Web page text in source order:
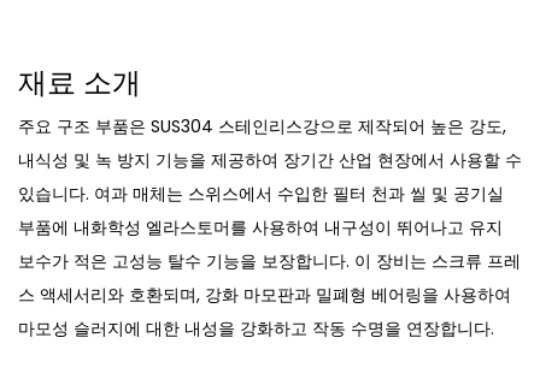
재료 소개
주요 구조 부품은 SUS304 스테인리스강으로 제작되어 높은 강도,
내식성 및 녹 방지 기능을 제공하여 장기간 산업 현장에서 사용할 수
있습니다. 여과 매체는 스위스에서 수입한 필터 천과 씰 및 공기실
부품에 내화학성 엘라스토머를 사용하여 내구성이 뛰어나고 유지
보수가 적은 고성능 탈수 기능을 보장합니다. 이 장비는 스크류 프레
스 액세서리와 호환되며, 강화 마모판과 밀폐형 베어링을 사용하여
마모성 슬러지에 대한 내성을 강화하고 작동 수명을 연장합니다.